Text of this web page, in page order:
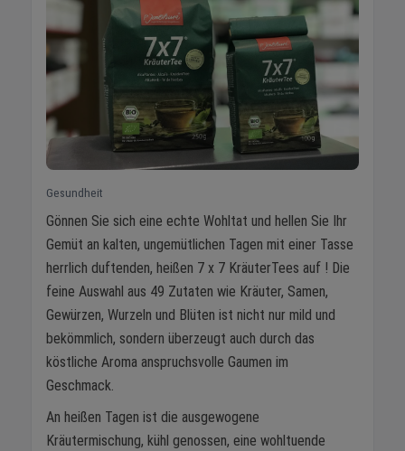
Gesundheit
Gönnen Sie sich eine echte Wohltat und hellen Sie Ihr
Gemüt an kalten, ungemütlichen Tagen mit einer Tasse
herrlich duftenden, heißen 7 x 7 KräuterTees auf ! Die
feine Auswahl aus 49 Zutaten wie Kräuter, Samen,
Gewürzen, Wurzeln und Blüten ist nicht nur mild und
bekömmlich, sondern überzeugt auch durch das
köstliche Aroma anspruchsvolle Gaumen im
Geschmack.
An heißen Tagen ist die ausgewogene
Kräutermischung, kühl genossen, eine wohltuende